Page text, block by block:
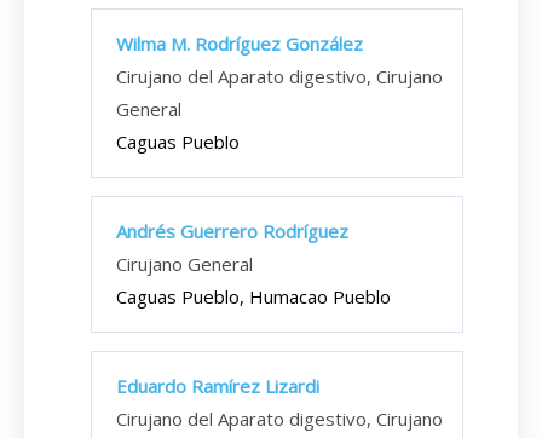
Wilma M. Rodríguez González
Cirujano del Aparato digestivo, Cirujano
General
Caguas Pueblo
Andrés Guerrero Rodríguez
Cirujano General
Caguas Pueblo, Humacao Pueblo
Eduardo Ramírez Lizardi
Cirujano del Aparato digestivo, Cirujano